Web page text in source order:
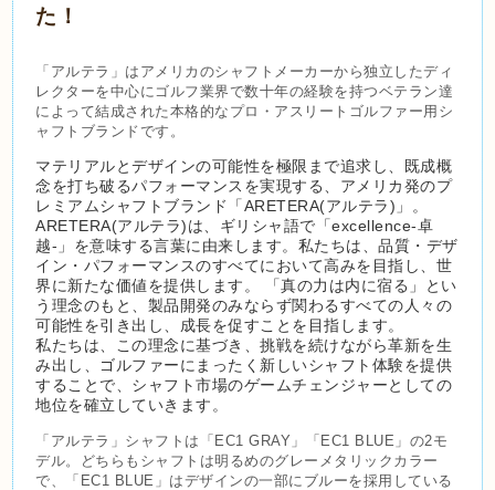
た！
「アルテラ」はアメリカのシャフトメーカーから独立したディ
レクターを中心にゴルフ業界で数十年の経験を持つベテラン達
によって結成された本格的なプロ・アスリートゴルファー用シ
ャフトブランドです。
マテリアルとデザインの可能性を極限まで追求し、既成概
念を打ち破るパフォーマンスを実現する、アメリカ発のプ
レミアムシャフトブランド「ARETERA(アルテラ)」。
ARETERA(アルテラ)は、ギリシャ語で「excellence-卓
越-」を意味する言葉に由来します。私たちは、品質・デザ
イン・パフォーマンスのすべてにおいて高みを目指し、世
界に新たな価値を提供します。 「真の力は内に宿る」とい
う理念のもと、製品開発のみならず関わるすべての人々の
可能性を引き出し、成長を促すことを目指します。
私たちは、この理念に基づき、挑戦を続けながら革新を生
み出し、ゴルファーにまったく新しいシャフト体験を提供
することで、シャフト市場のゲームチェンジャーとしての
地位を確立していきます。
「アルテラ」シャフトは「EC1 GRAY」「EC1 BLUE」の2モ
デル。どちらもシャフトは明るめのグレーメタリックカラー
で、「EC1 BLUE」はデザインの一部にブルーを採用している